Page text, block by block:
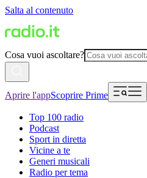
Salta al contenuto
Cosa vuoi ascoltare?
Aprire l'appScoprire Prime
Top 100 radio
Podcast
Sport in diretta
Vicine a te
Generi musicali
Radio per tema